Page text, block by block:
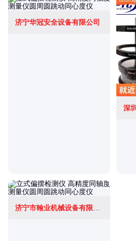
济宁华冠安全设备有限公司
深
济宁市翰业机械设备有限公司